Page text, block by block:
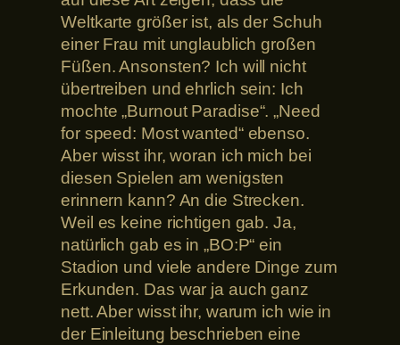
Weltkarte größer ist, als der Schuh
einer Frau mit unglaublich großen
Füßen. Ansonsten? Ich will nicht
übertreiben und ehrlich sein: Ich
mochte „Burnout Paradise“. „Need
for speed: Most wanted“ ebenso.
Aber wisst ihr, woran ich mich bei
diesen Spielen am wenigsten
erinnern kann? An die Strecken.
Weil es keine richtigen gab. Ja,
natürlich gab es in „BO:P“ ein
Stadion und viele andere Dinge zum
Erkunden. Das war ja auch ganz
nett. Aber wisst ihr, warum ich wie in
der Einleitung beschrieben eine